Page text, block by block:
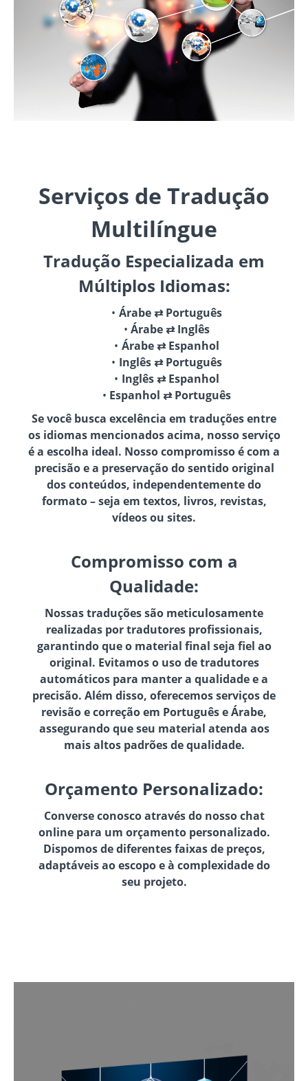
Serviços de Tradução
Multilíngue
Tradução Especializada em
Múltiplos Idiomas:
Árabe ⇄ Português
Árabe ⇄ Inglês
Árabe ⇄ Espanhol
Inglês ⇄ Português
Inglês ⇄ Espanhol
Espanhol ⇄ Português
Se você busca excelência em traduções entre
os idiomas mencionados acima, nosso serviço
é a escolha ideal. Nosso compromisso é com a
precisão e a preservação do sentido original
dos conteúdos, independentemente do
formato – seja em textos, livros, revistas,
vídeos ou sites.
Compromisso com a
Qualidade:
Nossas traduções são meticulosamente
realizadas por tradutores profissionais,
garantindo que o material final seja fiel ao
original. Evitamos o uso de tradutores
automáticos para manter a qualidade e a
precisão. Além disso, oferecemos serviços de
revisão e correção em Português e Árabe,
assegurando que seu material atenda aos
mais altos padrões de qualidade.
Orçamento Personalizado:
Converse conosco através do nosso chat
online para um orçamento personalizado.
Dispomos de diferentes faixas de preços,
adaptáveis ao escopo e à complexidade do
seu projeto.